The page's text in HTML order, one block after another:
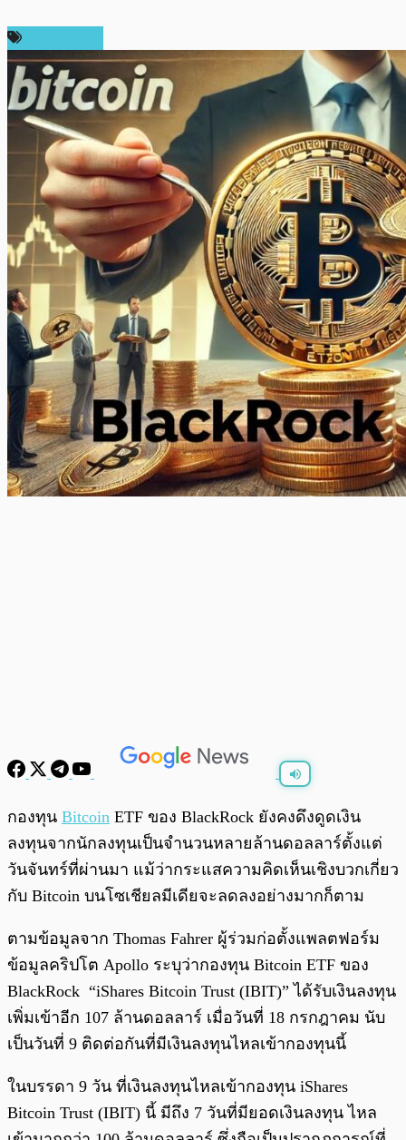
0:00 /0:00
กองทุน Bitcoin ETF ของ BlackRock ยังคงดึงดูดเงิน
ลงทุนจากนักลงทุนเป็นจำนวนหลายล้านดอลลาร์ตั้งแต่
วันจันทร์ที่ผ่านมา แม้ว่ากระแสความคิดเห็นเชิงบวกเกี่ยว
กับ Bitcoin บนโซเชียลมีเดียจะลดลงอย่างมากก็ตาม
ตามข้อมูลจาก Thomas Fahrer ผู้ร่วมก่อตั้งแพลตฟอร์ม
ข้อมูลคริปโต Apollo ระบุว่ากองทุน Bitcoin ETF ของ
BlackRock “iShares Bitcoin Trust (IBIT)” ได้รับเงินลงทุน
เพิ่มเข้าอีก 107 ล้านดอลลาร์ เมื่อวันที่ 18 กรกฎาคม นับ
เป็นวันที่ 9 ติดต่อกันที่มีเงินลงทุนไหลเข้ากองทุนนี้
ในบรรดา 9 วัน ที่เงินลงทุนไหลเข้ากองทุน iShares
Bitcoin Trust (IBIT) นี้ มีถึง 7 วันที่มียอดเงินลงทุน ไหล